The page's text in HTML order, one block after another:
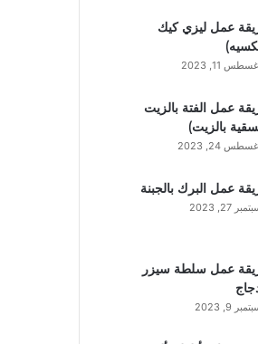
عمل ليزي كيك
11, 2023
عمل الفتة بالزيت
بالزيت)
24, 2023
عمل البرك بالجبنة
27, 2023
عمل سلطة سيزر
9, 2023